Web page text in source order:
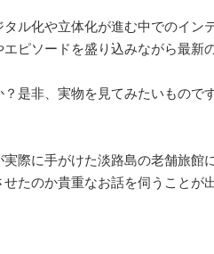
ル化や立体化が進む中でのイン
ピソードを盛り込みながら最新
是非、実物を見てみたいものです
実際に手がけた淡路島の老舗旅館
たのか貴重なお話を伺うことが